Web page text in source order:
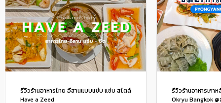
รีวิวร้านอาหารไทย อีสานแบบแซ่บ แซ่บ สไตล์
Have a Zeed
รีวิวร้านอาหารเกา
Okryu Bangkok